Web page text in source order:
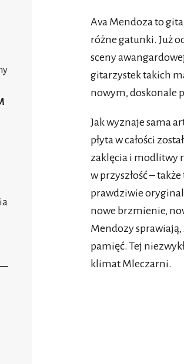
Ava Mendoza to
różne gatunki. Już
sceny
gitarzystek takich
nowym, doskonale
Jak wyznaje sama
płyta w całości
zaklęcia i modlitwy
w przyszłość –
prawdziwie
nowe brzmienie,
Mendozy sprawiają,
pamięć. Tej
klimat Mleczarni.